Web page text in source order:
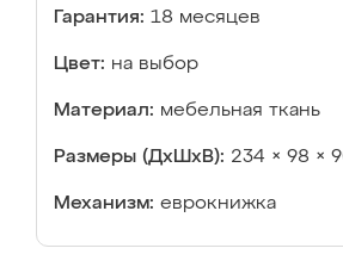
Гарантия: 18 месяцев
Цвет: на выбор
Материал: мебельная ткань
Размеры (ДхШхВ): 234 × 98 ×
Механизм: еврокнижка